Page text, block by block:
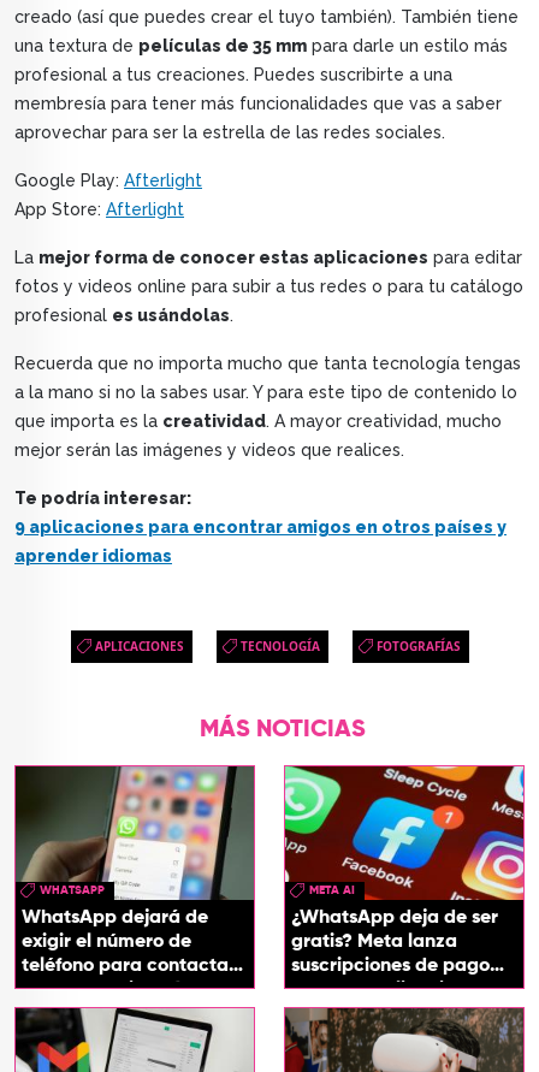
creado (así que puedes crear el tuyo también). También tiene
una textura de películas de 35 mm para darle un estilo más
profesional a tus creaciones. Puedes suscribirte a una
membresía para tener más funcionalidades que vas a saber
aprovechar para ser la estrella de las redes sociales.
Google Play: Afterlight
App Store: Afterlight
La mejor forma de conocer estas aplicaciones para editar
fotos y videos online para subir a tus redes o para tu catálogo
profesional es usándolas.
Recuerda que no importa mucho que tanta tecnología tengas
a la mano si no la sabes usar. Y para este tipo de contenido lo
que importa es la creatividad. A mayor creatividad, mucho
mejor serán las imágenes y videos que realices.
Te podría interesar:
9 aplicaciones para encontrar amigos en otros países y
aprender idiomas
APLICACIONES TECNOLOGÍA FOTOGRAFÍAS
MÁS NOTICIAS
WHATSAPP
WhatsApp dejará de
exigir el número de
teléfono para contactar
a otro usuario: así
funcionará
META AI
¿WhatsApp deja de ser
gratis? Meta lanza
suscripciones de pago
para sus aplicaciones